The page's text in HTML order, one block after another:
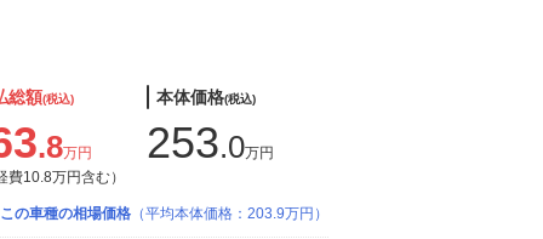
総額(税込)
.8万円
費10.8万円含む）
本体価格(税込)
253.0万円
この車種の相場価格 （平均本体価格：203.9万円）